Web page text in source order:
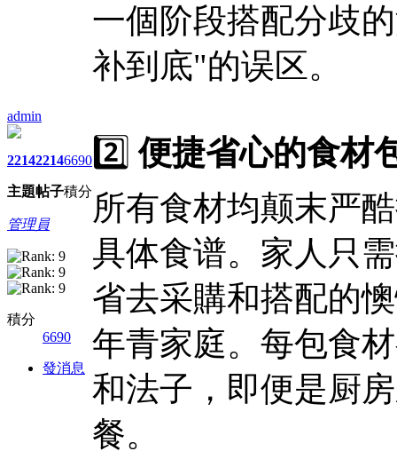
admin
2214
主題
2214
帖子
6690
積分
管理員
積分
6690
發消息
一個阶段搭配分歧
补到底"的误区。
2️⃣便捷省心的食材
所有食材均颠末严
具体食谱。家人只
省去采購和搭配的
年青家庭。每包食
和法子，即便是厨
餐。